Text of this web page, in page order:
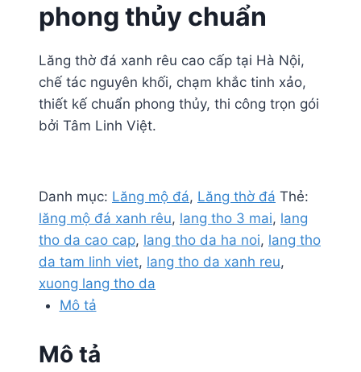
phong thủy chuẩn
Lăng thờ đá xanh rêu cao cấp tại Hà Nội,
chế tác nguyên khối, chạm khắc tinh xảo,
thiết kế chuẩn phong thủy, thi công trọn gói
bởi Tâm Linh Việt.
Danh mục: Lăng mộ đá, Lăng thờ đá Thẻ:
lăng mộ đá xanh rêu, lang tho 3 mai, lang
tho da cao cap, lang tho da ha noi, lang tho
da tam linh viet, lang tho da xanh reu,
xuong lang tho da
Mô tả
Mô tả